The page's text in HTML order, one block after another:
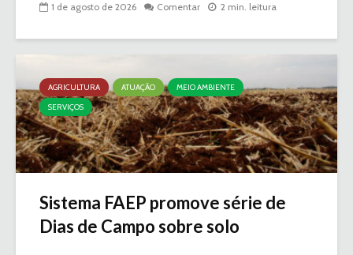
1 de agosto de 2026 Comentar 2 min. leitura
AGRICULTURA ATUAÇÃO
MEIO AMBIENTE
SERVIÇOS
Sistema FAEP promove série de
Dias de Campo sobre solo